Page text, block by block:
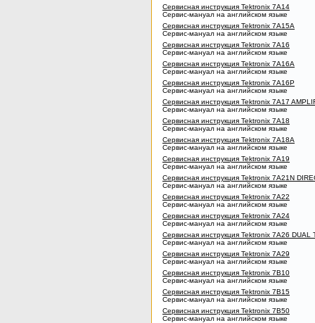
Сервисная инструкция Tektronix 7A14
Сервис-мануал на английском языке
Сервисная инструкция Tektronix 7A15A
Сервис-мануал на английском языке
Сервисная инструкция Tektronix 7A16
Сервис-мануал на английском языке
Сервисная инструкция Tektronix 7A16A
Сервис-мануал на английском языке
Сервисная инструкция Tektronix 7A16P
Сервис-мануал на английском языке
Сервисная инструкция Tektronix 7A17
Сервис-мануал на английском языке
Сервисная инструкция Tektronix 7A18
Сервис-мануал на английском языке
Сервисная инструкция Tektronix 7A18A
Сервис-мануал на английском языке
Сервисная инструкция Tektronix 7A19
Сервис-мануал на английском языке
Сервисная инструкция Tektronix 7A21N
Сервис-мануал на английском языке
Сервисная инструкция Tektronix 7A22
Сервис-мануал на английском языке
Сервисная инструкция Tektronix 7A24
Сервис-мануал на английском языке
Сервисная инструкция Tektronix 7A26 DUAL
Сервис-мануал на английском языке
Сервисная инструкция Tektronix 7A29
Сервис-мануал на английском языке
Сервисная инструкция Tektronix 7B10
Сервис-мануал на английском языке
Сервисная инструкция Tektronix 7B15
Сервис-мануал на английском языке
Сервисная инструкция Tektronix 7B50
Сервис-мануал на английском языке